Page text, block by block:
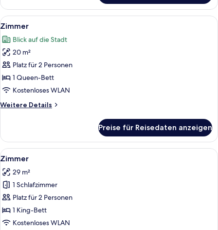
Alle
Fotos
für
Zimmer
anzeigen
Ein Schlafzimmer mit einem Bett,
4
Zimmer
Blick auf die Stadt
20 m²
Platz für 2 Personen
1 Queen-Bett
Kostenloses WLAN
Weitere Details
Weitere
Preise für Reisedaten anzeigen
Alle
Fotos
für
Zimmer
anzeigen
Ein Schlafzimmer mit einem großen
4
Zimmer
29 m²
1 Schlafzimmer
Platz für 2 Personen
1 King-Bett
Kostenloses WLAN